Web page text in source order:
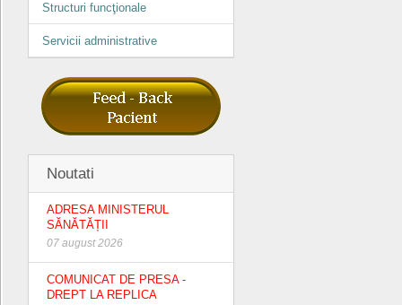
Structuri funcţionale
Servicii administrative
Noutati
ADRESA MINISTERUL
SĂNĂTĂȚII
07 august 2026
COMUNICAT DE PRESA -
DREPT LA REPLICA